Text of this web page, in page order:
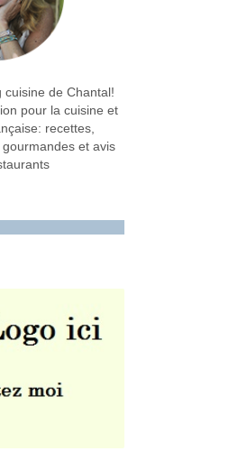
cuisine de Chantal!
pour la cuisine et
recettes,
et avis